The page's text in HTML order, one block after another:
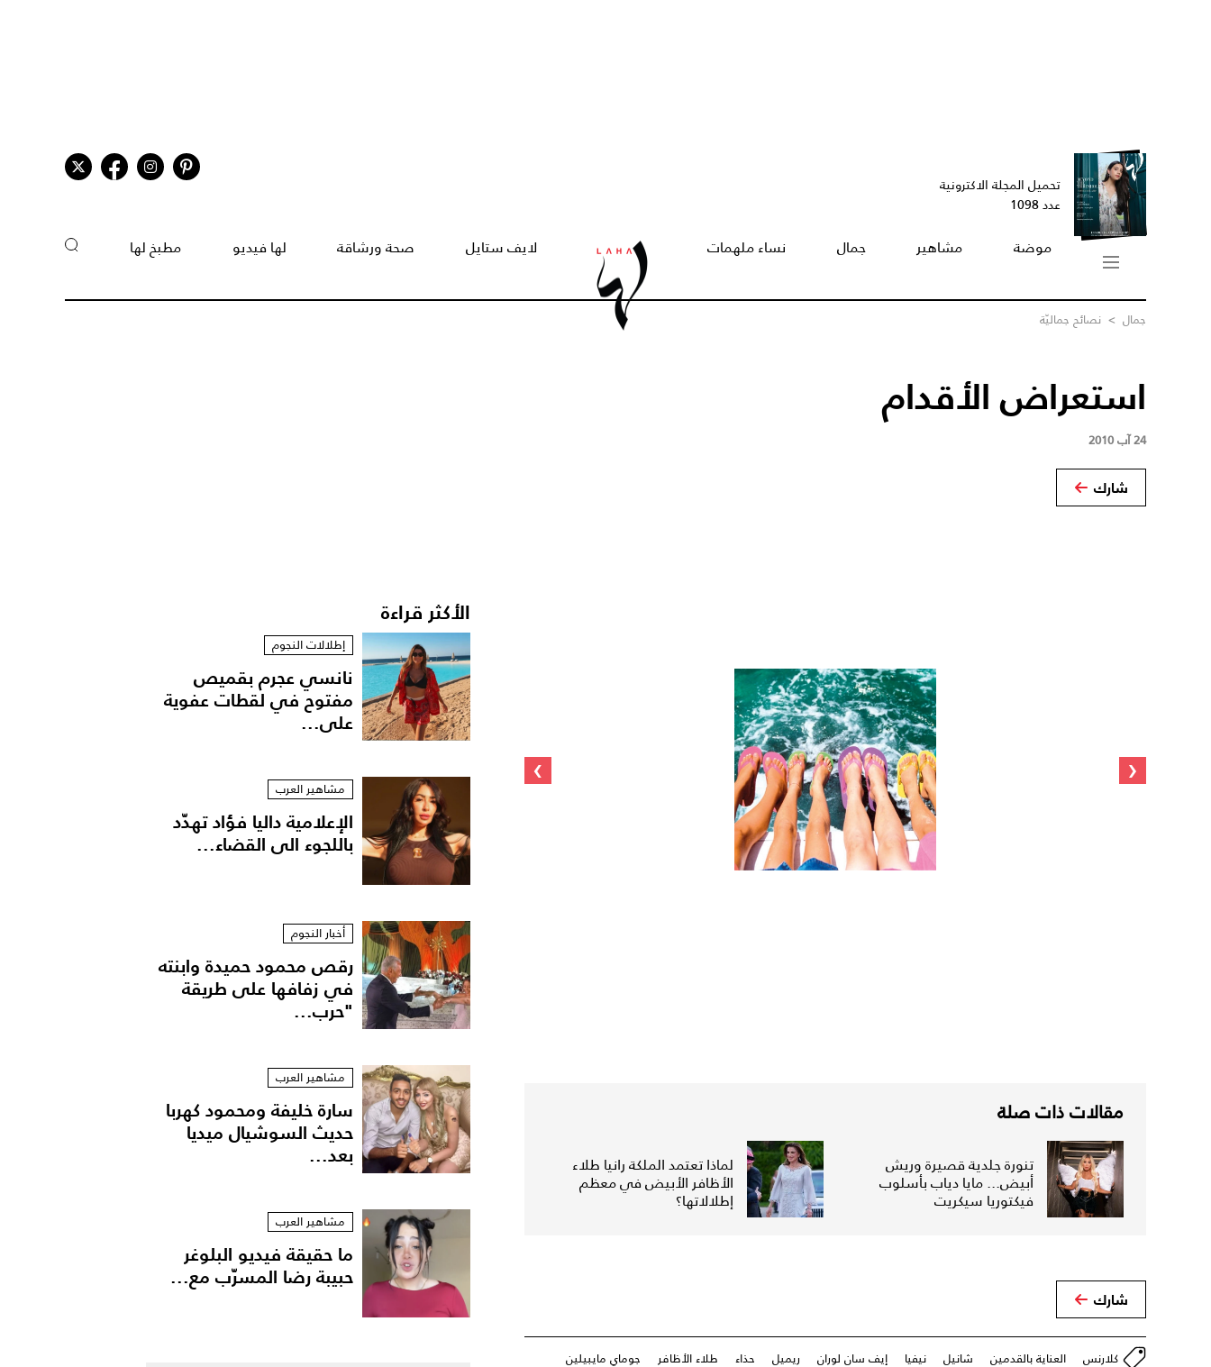
تحميل المجلة الاكترونية
عدد 1098
موضة مشاهير جمال نساء ملهمات لايف ستايل صحة ورشاقة لها فيديو مطبخ لها
جمال > نصائح جماليّة
استعراض الأقدام
24 آب 2010
شارك
‹
›
مقالات ذات صلة
تنورة جلدية قصيرة وريش
أبيض... مايا دياب بأسلوب
فيكتوريا سيكريت
لماذا تعتمد الملكة رانيا طلاء
الأظافر الأبيض في معظم
إطلالاتها؟
شارك
كلارنس العناية بالقدمين شانيل نيفيا إيف سان لوران ريميل حذاء طلاء الأظافر
جوماي مايبيلين
الأكثر قراءة
إطلالات النجوم
نانسي عجرم بقميص
مفتوح في لقطات عفوية
على...
مشاهير العرب
الإعلامية داليا فؤاد تهدّد
باللجوء الى القضاء...
أخبار النجوم
رقص محمود حميدة وابنته
في زفافها على طريقة
"حرب...
مشاهير العرب
سارة خليفة ومحمود كهربا
حديث السوشيال ميديا
بعد...
مشاهير العرب
ما حقيقة فيديو البلوغر
حبيبة رضا المسرّب مع...